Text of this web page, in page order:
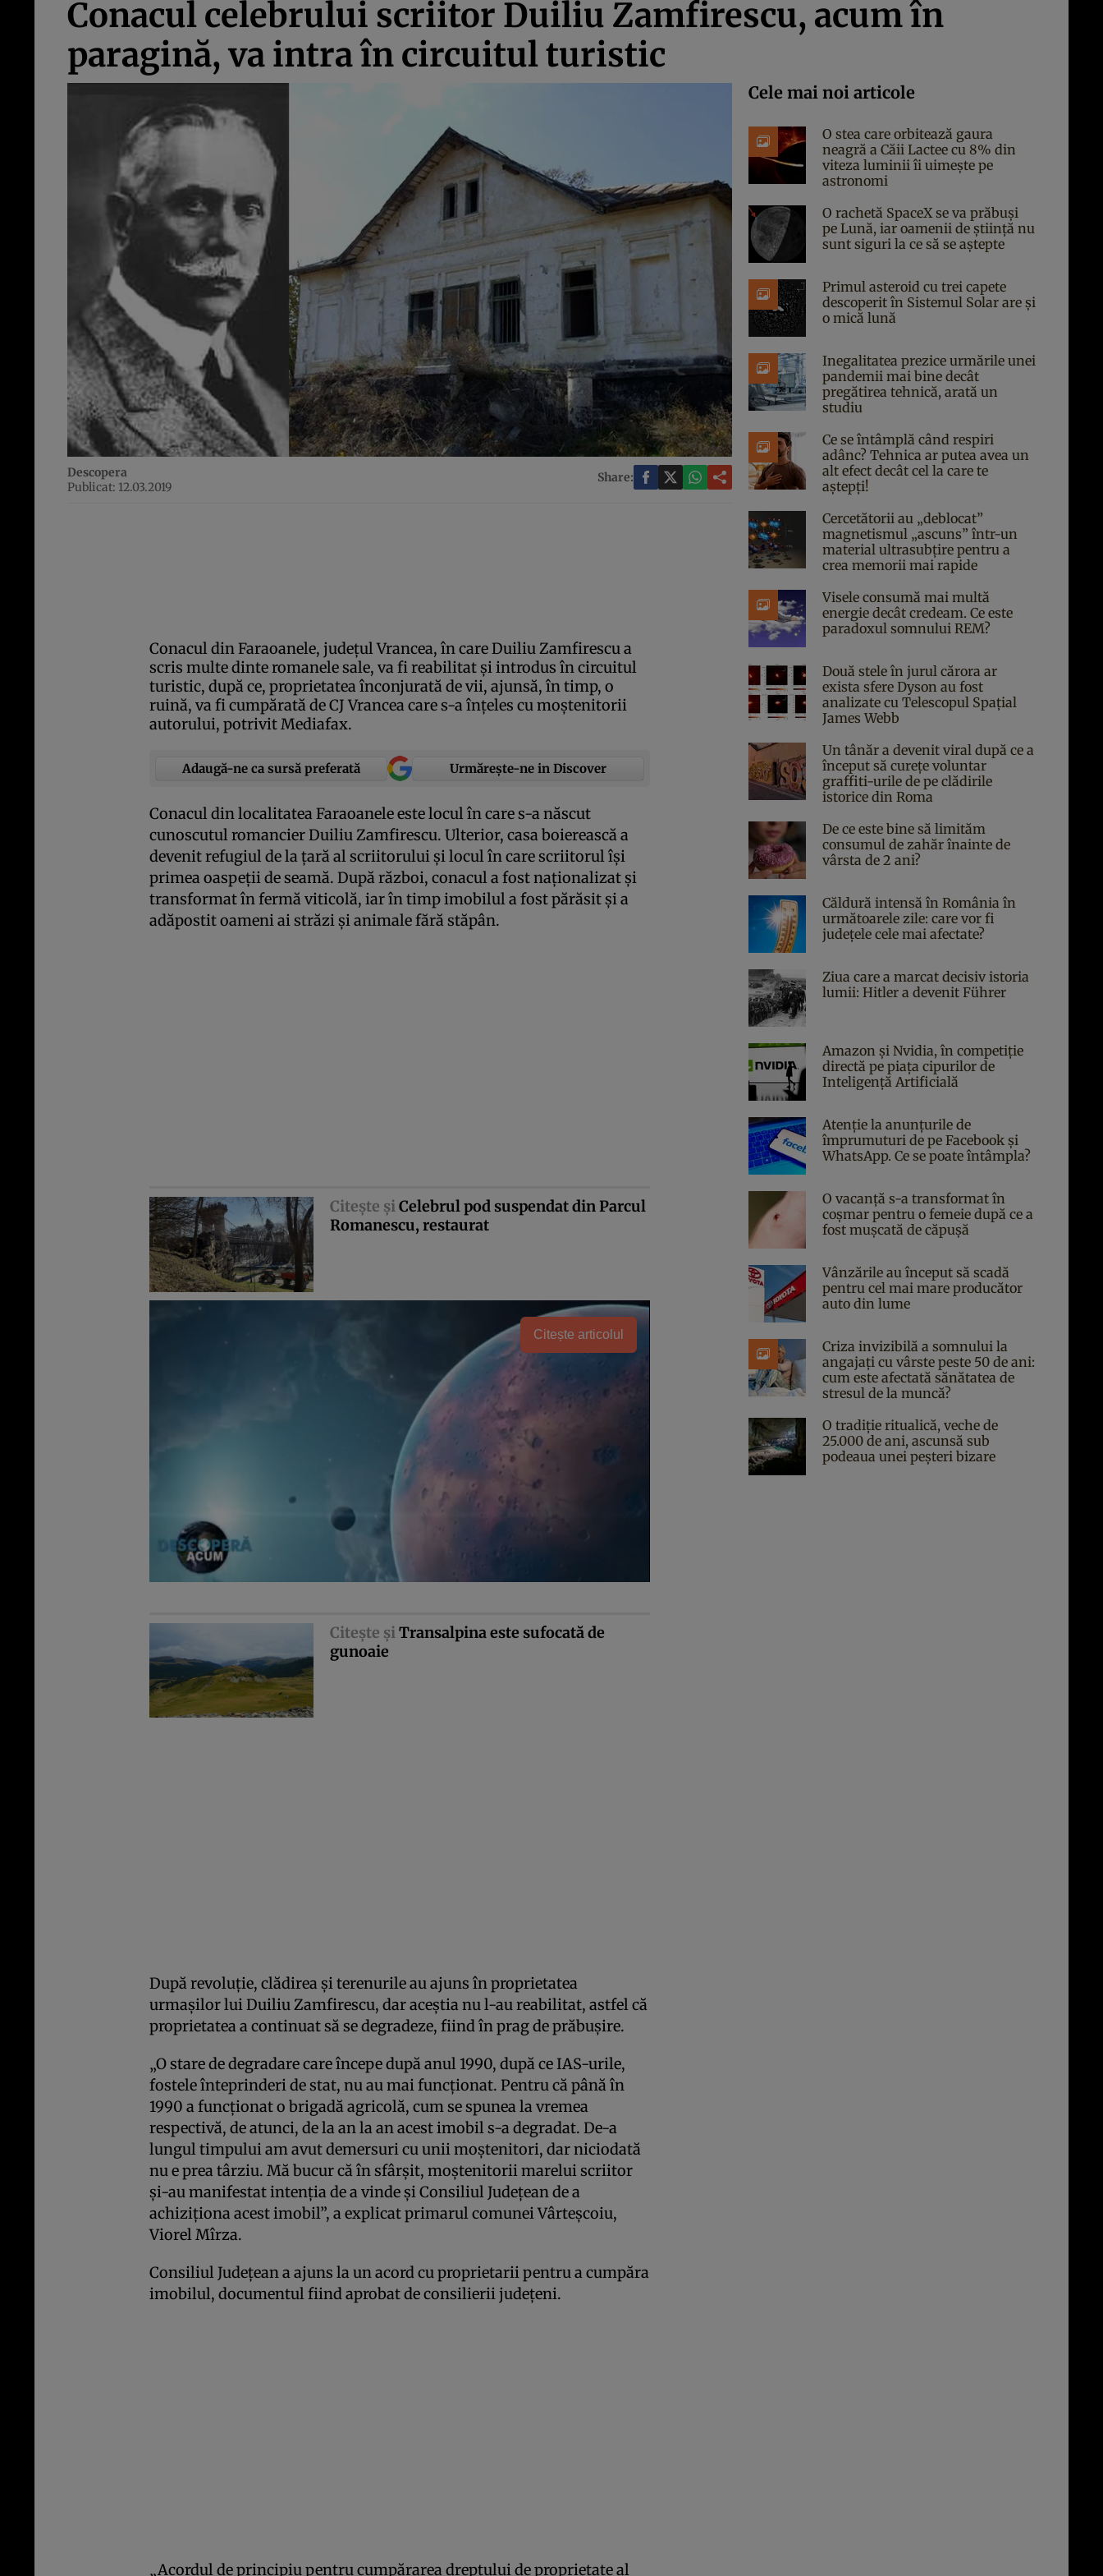
Conacul celebrului scriitor Duiliu Zamfirescu, acum în
paragină, va intra în circuitul turistic
Descopera
Publicat: 12.03.2019
Share:
Conacul din Faraoanele, judeţul Vrancea, în care Duiliu Zamfirescu a
scris multe dinte romanele sale, va fi reabilitat şi introdus în circuitul
turistic, după ce, proprietatea înconjurată de vii, ajunsă, în timp, o
ruină, va fi cumpărată de CJ Vrancea care s-a înţeles cu moştenitorii
autorului, potrivit Mediafax.
Adaugă-ne ca sursă preferată Urmărește-ne in Discover
Conacul din localitatea Faraoanele este locul în care s-a născut
cunoscutul romancier Duiliu Zamfirescu. Ulterior, casa boierească a
devenit refugiul de la ţară al scriitorului şi locul în care scriitorul îşi
primea oaspeţii de seamă. După război, conacul a fost naţionalizat şi
transformat în fermă viticolă, iar în timp imobilul a fost părăsit şi a
adăpostit oameni ai străzi şi animale fără stăpân.
Citeşte şiCelebrul pod suspendat din Parcul
Romanescu, restaurat
Citește articolul
Citeşte şiTransalpina este sufocată de
gunoaie
După revoluţie, clădirea şi terenurile au ajuns în proprietatea
urmaşilor lui Duiliu Zamfirescu, dar aceştia nu l-au reabilitat, astfel că
proprietatea a continuat să se degradeze, fiind în prag de prăbuşire.
„O stare de degradare care începe după anul 1990, după ce IAS-urile,
fostele înteprinderi de stat, nu au mai funcţionat. Pentru că până în
1990 a funcţionat o brigadă agricolă, cum se spunea la vremea
respectivă, de atunci, de la an la an acest imobil s-a degradat. De-a
lungul timpului am avut demersuri cu unii moştenitori, dar niciodată
nu e prea târziu. Mă bucur că în sfârşit, moştenitorii marelui scriitor
şi-au manifestat intenţia de a vinde şi Consiliul Judeţean de a
achiziţiona acest imobil”, a explicat primarul comunei Vârteşcoiu,
Viorel Mîrza.
Consiliul Judeţean a ajuns la un acord cu proprietarii pentru a cumpăra
imobilul, documentul fiind aprobat de consilierii judeţeni.
„Acordul de principiu pentru cumpărarea dreptului de proprietate al
Cele mai noi articole
O stea care orbitează gaura
neagră a Căii Lactee cu 8% din
viteza luminii îi uimește pe
astronomi
O rachetă SpaceX se va prăbuși
pe Lună, iar oamenii de știință nu
sunt siguri la ce să se aștepte
Primul asteroid cu trei capete
descoperit în Sistemul Solar are și
o mică lună
Inegalitatea prezice urmările unei
pandemii mai bine decât
pregătirea tehnică, arată un
studiu
Ce se întâmplă când respiri
adânc? Tehnica ar putea avea un
alt efect decât cel la care te
aștepți!
Cercetătorii au „deblocat”
magnetismul „ascuns” într-un
material ultrasubțire pentru a
crea memorii mai rapide
Visele consumă mai multă
energie decât credeam. Ce este
paradoxul somnului REM?
Două stele în jurul cărora ar
exista sfere Dyson au fost
analizate cu Telescopul Spațial
James Webb
Un tânăr a devenit viral după ce a
început să curețe voluntar
graffiti-urile de pe clădirile
istorice din Roma
De ce este bine să limităm
consumul de zahăr înainte de
vârsta de 2 ani?
Căldură intensă în România în
următoarele zile: care vor fi
județele cele mai afectate?
Ziua care a marcat decisiv istoria
lumii: Hitler a devenit Führer
Amazon și Nvidia, în competiție
directă pe piața cipurilor de
Inteligență Artificială
Atenție la anunțurile de
împrumuturi de pe Facebook și
WhatsApp. Ce se poate întâmpla?
O vacanță s-a transformat în
coșmar pentru o femeie după ce a
fost mușcată de căpușă
Vânzările au început să scadă
pentru cel mai mare producător
auto din lume
Criza invizibilă a somnului la
angajați cu vârste peste 50 de ani:
cum este afectată sănătatea de
stresul de la muncă?
O tradiție ritualică, veche de
25.000 de ani, ascunsă sub
podeaua unei peșteri bizare